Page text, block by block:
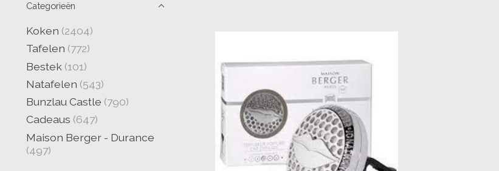
Categorieën
Koken (2404)
Tafelen (772)
Bestek (101)
Natafelen (543)
Bunzlau Castle (790)
Cadeaus (647)
Maison Berger - Durance
(497)